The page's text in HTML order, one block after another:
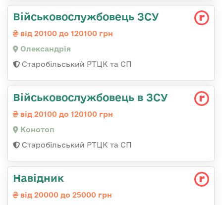
Військовослужбовець ЗСУ
від 20100 до 120100 грн
Олександрія
Старобільський РТЦК та СП
Військовослужбовець в ЗСУ
від 20100 до 120100 грн
Конотоп
Старобільський РТЦК та СП
Навідник
від 20000 до 25000 грн